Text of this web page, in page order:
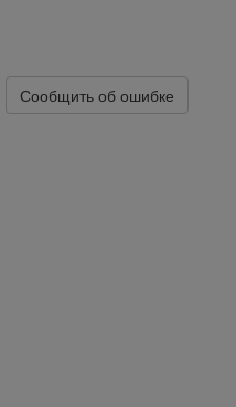
Сообщить об ошибке